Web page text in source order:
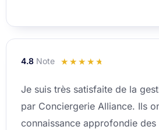
4.8 Note ☆ ☆ ☆ ☆ ☆
sur
5
Je suis très satisfaite de la
par Conciergerie Alliance. Ils
connaissance approfondie des